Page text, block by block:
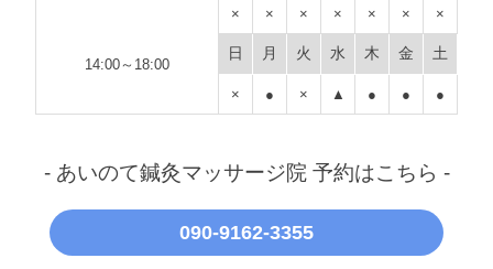
14:00～18:00
× × × × × × ×
日 月 火 水 木 金 土
× ● × ▲ ● ● ●
- あいのて鍼灸マッサージ院 予約はこちら -
090-9162-3355